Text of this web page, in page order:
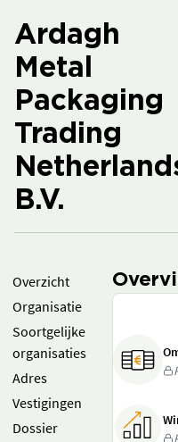
Ardagh
Metal
Packaging
Trading
B.V.
Overzicht
Organisatie
Soortgelijke
organisaties
Adres
Vestigingen
Dossier